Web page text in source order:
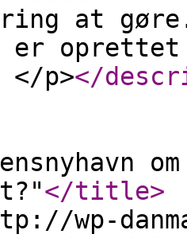
at
er oprettet
</p></
</title>
wp-